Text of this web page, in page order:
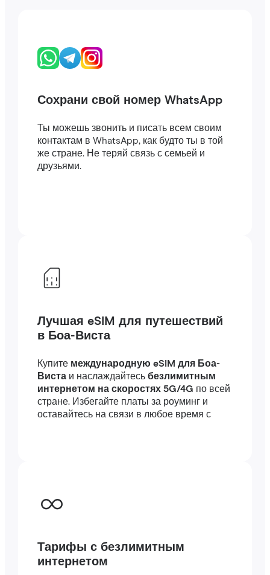
Сохрани свой номер WhatsApp
Ты можешь звонить и писать всем своим
контактам в WhatsApp, как будто ты в той
же стране. Не теряй связь с семьей и
друзьями.
Лучшая eSIM для путешествий
в Боа-Виста
Купите международную eSIM для Боа-
Вистаи наслаждайтесь безлимитным
интернетом на скоростях 5G/4G по всей
стране. Избегайте платы за роуминг и
оставайтесь на связи в любое время с
Тарифы с безлимитным
интернетом